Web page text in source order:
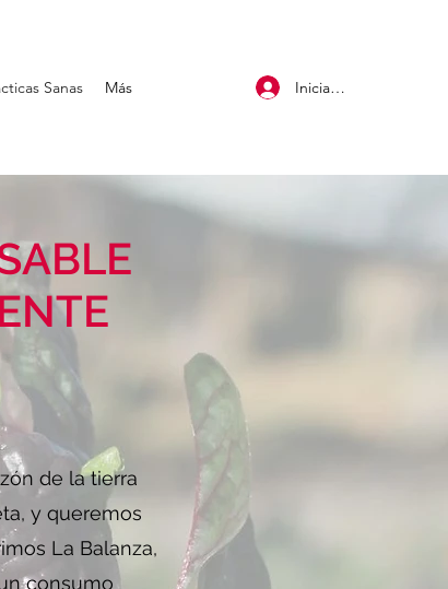
Sanas Más Iniciar sesión
de la tierra
y queremos
La Balanza,
consumo